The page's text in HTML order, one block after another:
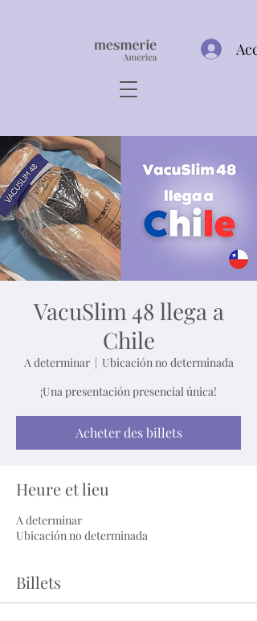
VacuSlim 48 llega a
Chile
A determinar
  |
Ubicación no determinada
¡Una presentación presencial única!
Acheter des billets
Heure et lieu
A determinar
Ubicación no determinada
Billets